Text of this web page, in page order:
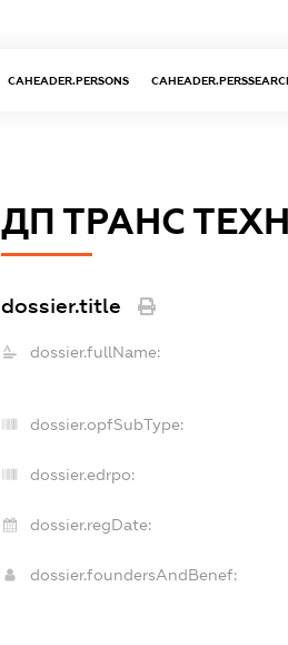
CAHEADER.PERSONS
ДП ТРАНС
dossier.title
dossier.fullName:
dossier.opfSubType:
dossier.edrpo:
dossier.regDate:
dossier.foundersAndBenef: